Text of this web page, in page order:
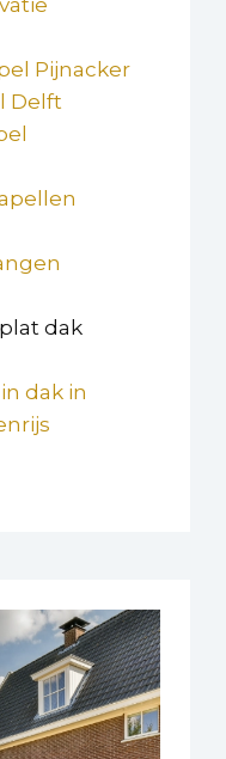
Pijnacker
Delft
dak
dak in